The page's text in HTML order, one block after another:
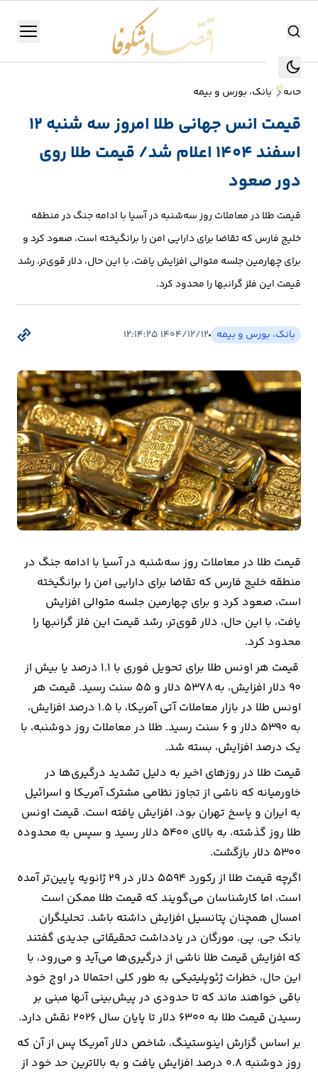
جستجو جستجو
منو
تولید
و
صنعت
انرژی
بانک،
بورس
و
بیمه
اقتصاد
جهان
بازار
و
تجارت
کشاورزی
راه
و
مسکن
اقتصاد
ایران
ارتباطات
خودرو
عمومی
نوتیف
شناور
خانه بانک، بورس و بیمه
قیمت انس جهانی طلا امروز سه شنبه ۱۲
اسفند ۱۴۰۴ اعلام شد/ قیمت طلا روی
دور صعود
قیمت طلا در معاملات روز سه‌شنبه در آسیا با ادامه جنگ در منطقه
خلیج فارس که تقاضا برای دارایی امن را برانگیخته است، صعود کرد و
برای چهارمین جلسه متوالی افزایش یافت، با این حال، دلار قوی‌تر، رشد
قیمت این فلز گرانبها را محدود کرد.
بانک، بورس و بیمه ۱۴۰۴/۱۲/۱۲ ۱۲:۱۴:۲۵
قیمت طلا در معاملات روز سه‌شنبه در آسیا با ادامه جنگ در
منطقه خلیج فارس که تقاضا برای دارایی امن را برانگیخته
است، صعود کرد و برای چهارمین جلسه متوالی افزایش
یافت، با این حال، دلار قوی‌تر، رشد قیمت این فلز گرانبها را
محدود کرد.
قیمت هر اونس طلا برای تحویل فوری با ۱.۱ درصد یا بیش از
۹۰ دلار افزایش، به ۵۳۷۸ دلار و ۵۵ سنت رسید. قیمت هر
اونس طلا در بازار معاملات آتی آمریکا، با ۱.۵ درصد افزایش،
به ۵۳۹۰ دلار و ۶ سنت رسید. طلا در معاملات روز دوشنبه، با
یک درصد افزایش، بسته شد.
قیمت طلا در روزهای اخیر به دلیل تشدید درگیری‌ها در
خاورمیانه که ناشی از تجاوز نظامی مشترک آمریکا و اسرائیل
به ایران و پاسخ تهران بود، افزایش یافته است. قیمت اونس
طلا روز گذشته، به بالای ۵۴۰۰ دلار رسید و سپس به محدوده
۵۳۰۰ دلار بازگشت.
اگرچه قیمت طلا از رکورد ۵۵۹۴ دلار در ۲۹ ژانویه پایین‌تر آمده
است، اما کارشناسان می‌گویند که قیمت طلا ممکن است
امسال همچنان پتانسیل افزایش داشته باشد. تحلیلگران
بانک جی. پی. مورگان در یادداشت تحقیقاتی جدیدی گفتند
که افزایش قیمت طلا ناشی از درگیری‌ها می‌آید و می‌رود، با
این حال، خطرات ژئوپلیتیکی به طور کلی احتمالا در اوج خود
باقی خواهند ماند که تا حدودی در پیش‌بینی آنها مبنی بر
رسیدن قیمت طلا به ۶۳۰۰ دلار تا پایان سال ۲۰۲۶ نقش دارد.
بر اساس گزارش اینوستینگ، شاخص دلار آمریکا پس از آن که
روز دوشنبه ۰.۸ درصد افزایش یافت و به بالاترین حد خود از